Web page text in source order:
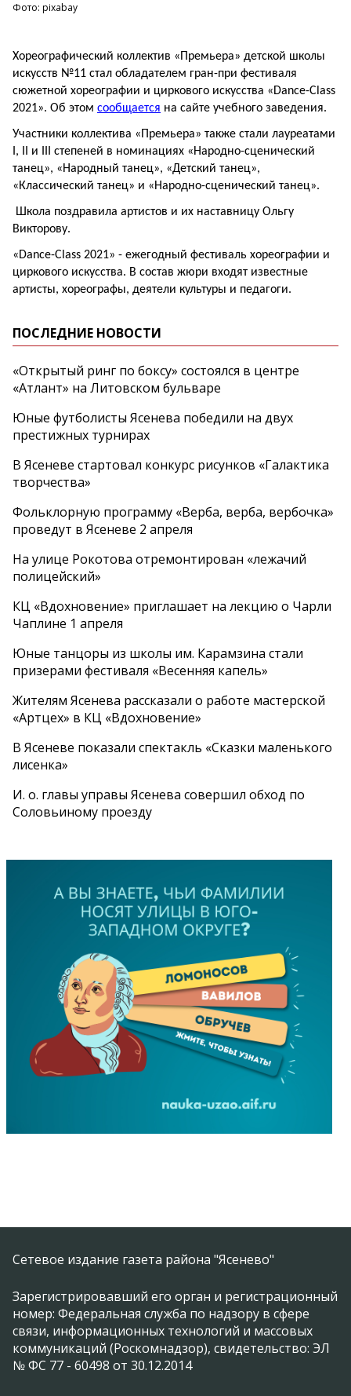
Фото: pixabay
Хореографический коллектив «Премьера» детской школы
искусств №11 стал обладателем гран-при фестиваля
сюжетной хореографии и циркового искусства «Dance-Class
2021». Об этом сообщается на сайте учебного заведения.
Участники коллектива «Премьера» также стали лауреатами
I, II и III степеней в номинациях «Народно-сценический
танец», «Народный танец», «Детский танец»,
«Классический танец» и «Народно-сценический танец».
Школа поздравила артистов и их наставницу Ольгу
Викторову.
«Dance-Class 2021» - ежегодный фестиваль хореографии и
циркового искусства. В состав жюри входят известные
артисты, хореографы, деятели культуры и педагоги.
ПОСЛЕДНИЕ НОВОСТИ
«Открытый ринг по боксу» состоялся в центре
«Атлант» на Литовском бульваре
Юные футболисты Ясенева победили на двух
престижных турнирах
В Ясеневе стартовал конкурс рисунков «Галактика
творчества»
Фольклорную программу «Верба, верба, вербочка»
проведут в Ясеневе 2 апреля
На улице Рокотова отремонтирован «лежачий
полицейский»
КЦ «Вдохновение» приглашает на лекцию о Чарли
Чаплине 1 апреля
Юные танцоры из школы им. Карамзина стали
призерами фестиваля «Весенняя капель»
Жителям Ясенева рассказали о работе мастерской
«Артцех» в КЦ «Вдохновение»
В Ясеневе показали спектакль «Сказки маленького
лисенка»
И. о. главы управы Ясенева совершил обход по
Соловьиному проезду
Сетевое издание газета района "Ясенево"
Зарегистрировавший его орган и регистрационный
номер: Федеральная служба по надзору в сфере
связи, информационных технологий и массовых
коммуникаций (Роскомнадзор), свидетельство: ЭЛ
№ ФС 77 - 60498 от 30.12.2014